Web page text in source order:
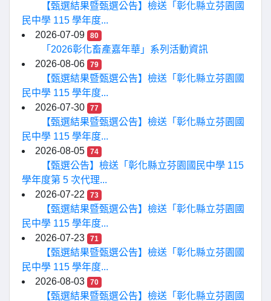
【甄選結果暨甄選公告】檢送「彰化縣立芬園國
民中學 115 學年度...
2026-07-09
80
「2026彰化畜產嘉年華」系列活動資訊
2026-08-06
79
【甄選結果暨甄選公告】檢送「彰化縣立芬園國
民中學 115 學年度...
2026-07-30
77
【甄選結果暨甄選公告】檢送「彰化縣立芬園國
民中學 115 學年度...
2026-08-05
74
【甄選公告】檢送「彰化縣立芬園國民中學 115
學年度第 5 次代理...
2026-07-22
73
【甄選結果暨甄選公告】檢送「彰化縣立芬園國
民中學 115 學年度...
2026-07-23
71
【甄選結果暨甄選公告】檢送「彰化縣立芬園國
民中學 115 學年度...
2026-08-03
70
【甄選結果暨甄選公告】檢送「彰化縣立芬園國